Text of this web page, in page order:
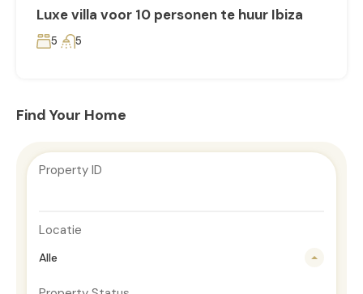
Luxe villa voor 10 personen te huur Ibiza
5 5
Find Your Home
Property ID
Locatie
Alle